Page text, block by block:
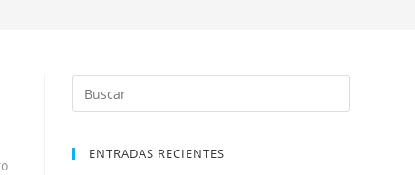
ENTRADAS RECIENTES